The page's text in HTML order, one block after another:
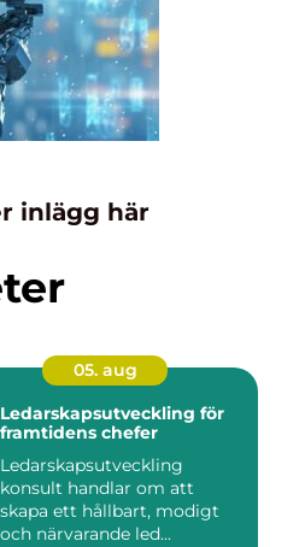
inlägg här
05. aug
Ledarskapsutveckling för
framtidens chefer
Ledarskapsutveckling
konsult handlar om att
skapa ett hållbart, modigt
och närvarande led...